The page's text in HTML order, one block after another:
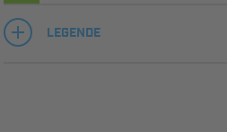
LEGENDE